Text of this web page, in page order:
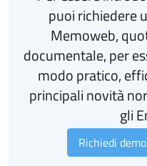
puoi richiedere
Memoweb,
documentale, per
modo pratico,
principali novità
gli
Richiedi